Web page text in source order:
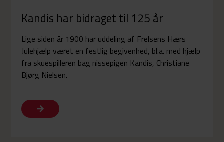
Kandis har bidraget til 125 år
Lige siden år 1900 har uddeling af Frelsens Hærs
Julehjælp været en festlig begivenhed, bl.a. med hjælp
fra skuespilleren bag nissepigen Kandis, Christiane
Bjørg Nielsen.